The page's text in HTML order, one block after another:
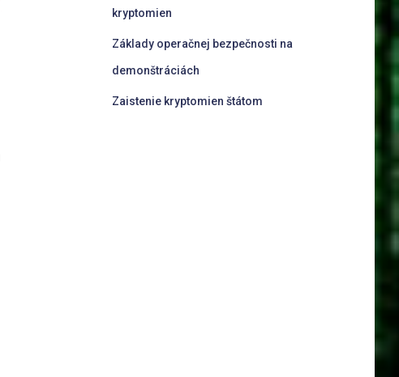
kryptomien
Základy operačnej bezpečnosti na
demonštráciách
Zaistenie kryptomien štátom